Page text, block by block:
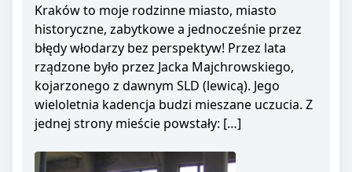
Kraków to moje rodzinne miasto, miasto
historyczne, zabytkowe a jednocześnie przez
błędy włodarzy bez perspektyw! Przez lata
rządzone było przez Jacka Majchrowskiego,
kojarzonego z dawnym SLD (lewicą). Jego
wieloletnia kadencja budzi mieszane uczucia. Z
jednej strony mieście powstały: […]